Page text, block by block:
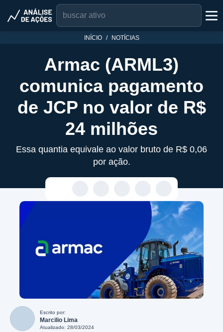
INÍCIO NOTÍCIAS
Armac (ARML3)
comunica pagamento
de JCP no valor de R$
24 milhões
Essa quantia equivale ao valor bruto de R$ 0,06
por ação.
Escrito por:
Marcilio Lima
Atualizado: 28/03/2024